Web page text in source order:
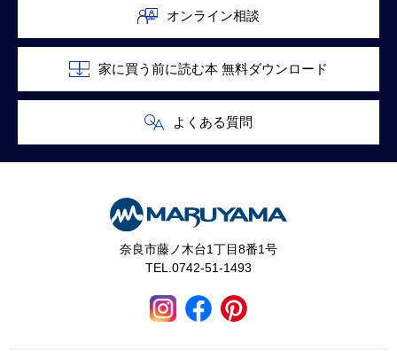
オンライン相談
家に買う前に読む本 無料ダウンロード
よくある質問
奈良市藤ノ木台1丁目8番1号
TEL.0742-51-1493